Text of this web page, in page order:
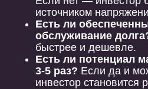
источником
Есть ли
обслуживание
быстрее и дешевле.
Есть ли потенциал
3-5 раз? Если да и
инвестор становится